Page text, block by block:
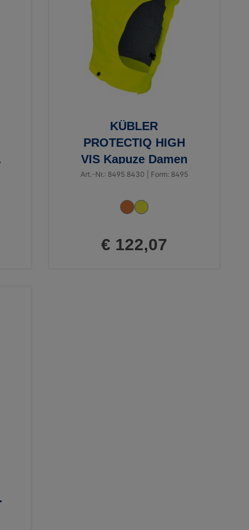
KÜBLER
PROTECTIQ HIGH
VIS Kapuze Damen
Art.-Nr.: 8495 8430 | Form: 8495
€ 122,07